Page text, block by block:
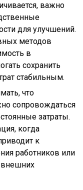
важно
для улучшений.
методов
в
сохранить
стабильным.
что
сопровождаться
затраты.
когда
к
работников или
внешних